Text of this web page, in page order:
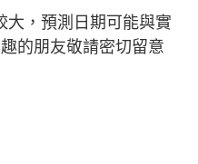
大，預測日期可能與實
的朋友敬請密切留意